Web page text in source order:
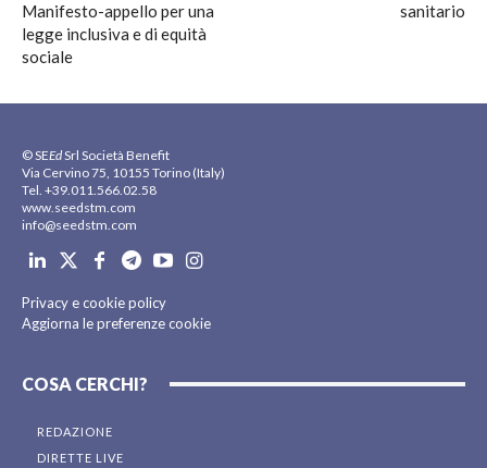
Manifesto-appello per una
legge inclusiva e di equità
sociale
sanitario
© SEEdSrl Società Benefit
Via Cervino 75, 10155 Torino (Italy)
Tel. +39.011.566.02.58
www.seedstm.com
info@seedstm.com
Privacy e cookie policy
Aggiorna le preferenze cookie
COSA CERCHI?
REDAZIONE
DIRETTE LIVE